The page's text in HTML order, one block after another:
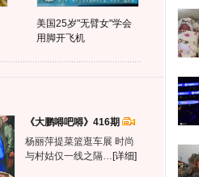
美国25岁"无臂女"学会
用脚开飞机
《大鹏嘚吧嘚》416期
杨丽萍提菜篮逛车展 时尚
与村姑仅一线之隔… [详细]